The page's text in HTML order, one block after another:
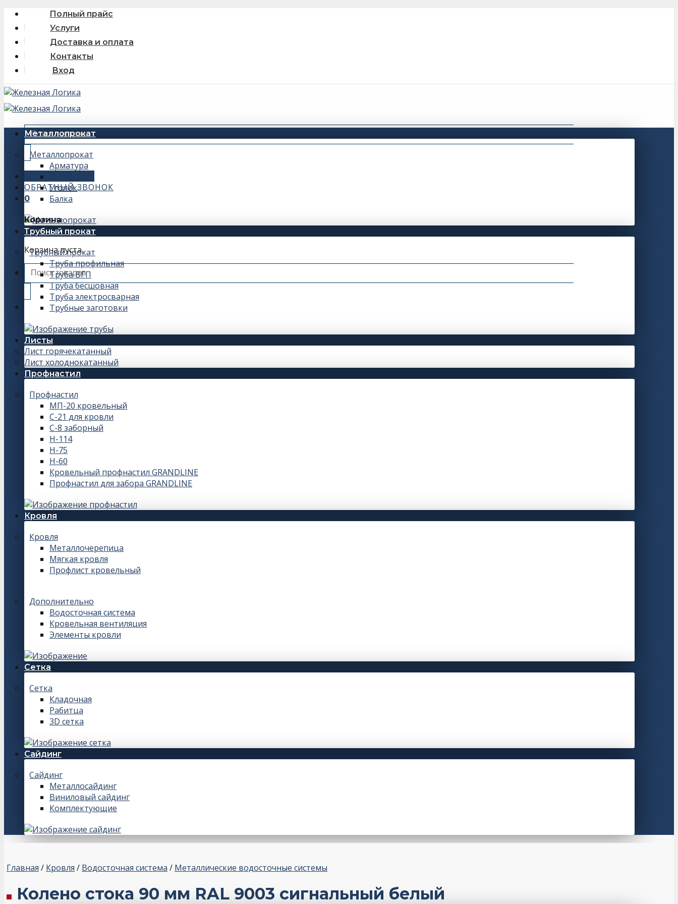
Skip
content
Полный прайс
Услуги
Доставка и оплата
Контакты
Вход
Искать:
+7 (343) 243-56-66
ОБРАТНЫЙ ЗВОНОК
0
Корзина
Корзина пуста.
Искать:
Металлопрокат
Металлопрокат
Арматура
Уголок
Балка
Трубный прокат
Трубный прокат
Труба профильная
Труба ВГП
Труба бесшовная
Труба электросварная
Трубные заготовки
Листы
Лист горячекатанный
Лист холоднокатанный
Профнастил
Профнастил
МП-20 кровельный
С-21 для кровли
С-8 заборный
Н-114
Н-75
Н-60
Кровельный профнастил GRANDLINE
Профнастил для забора GRANDLINE
Кровля
Кровля
Металлочерепица
Мягкая кровля
Профлист кровельный
Дополнительно
Водосточная система
Кровельная вентиляция
Элементы кровли
Сетка
Сетка
Кладочная
Рабитца
3D сетка
Сайдинг
Сайдинг
Металлосайдинг
Виниловый сайдинг
Комплектующие
Главная / Кровля / Водосточная система / Металлические водосточные системы
Колено стока 90 мм RAL 9003 сигнальный белый